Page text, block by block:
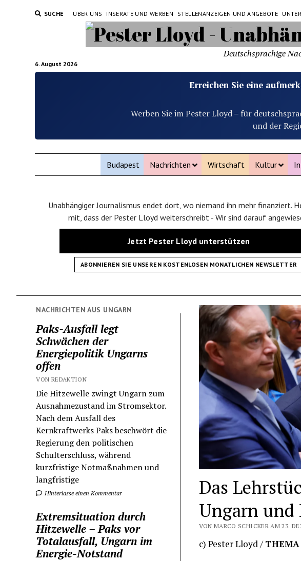
SUCHE ÜBER UNS INSERATE UND WERBEN STELLENANZEIGEN UND ANGEBOTE
6. August 2026
Deutschsprachige
Erreichen Sie eine
Werben Sie im Pester Lloyd – für
und der
Budapest Nachrichten Wirtschaft Kultur
Unabhängiger Journalismus endet dort, wo niemand ihn mehr finanziert.
mit, dass der Pester Lloyd weiterschreibt - Wir sind darauf
Jetzt Pester Lloyd unterstützen
ABONNIEREN SIE UNSEREN KOSTENLOSEN MONATLICHEN NEWSLETTER
NACHRICHTEN AUS UNGARN
Paks-Ausfall legt
Schwächen der
Energiepolitik Ungarns
offen
VON REDAKTION
Die Hitzewelle zwingt Ungarn zum
Ausnahmezustand im Stromsektor.
Nach dem Ausfall des
Kernkraftwerks Paks beschwört die
Regierung den politischen
Schulterschluss, während
kurzfristige Notmaßnahmen und
langfristige
Hinterlasse einen Kommentar
Extremsituation durch
Hitzewelle – Paks vor
Totalausfall, Ungarn im
Energie-Notstand
Das
Ungarn und
VON MARCO SCHICKER AM 23.
c) Pester Lloyd /THEMA